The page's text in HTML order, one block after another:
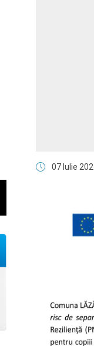
07 Iulie